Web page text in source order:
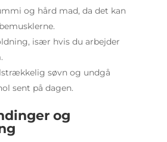
og hård mad, da det kan
især hvis du arbejder
søvn og undgå
sent på dagen.
og